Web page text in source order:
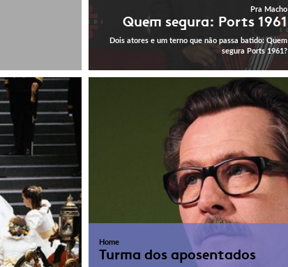
Pra Macho
Quem segura: Ports 1961
Dois atores e um terno que não passa batido: Quem
segura Ports 1961?
Home
Turma dos aposentados